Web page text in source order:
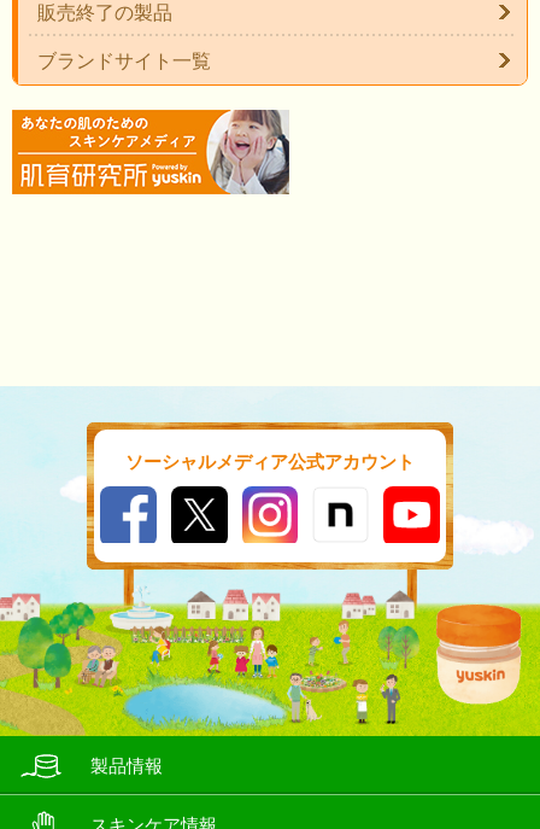
販売終了の製品
ブランドサイト一覧
ソーシャルメディア公式アカウント
製品情報